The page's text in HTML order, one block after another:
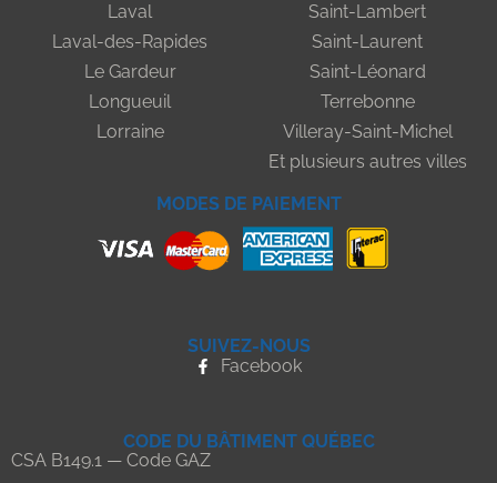
Laval
Laval-des-Rapides
Le Gardeur
Longueuil
Lorraine
Saint-Lambert
Saint-Laurent
Saint-Léonard
Terrebonne
Villeray-Saint-Michel
Et plusieurs autres villes
MODES DE PAIEMENT
SUIVEZ-NOUS
Facebook
CODE DU BÂTIMENT QUÉBEC
CSA B149.1 — Code GAZ